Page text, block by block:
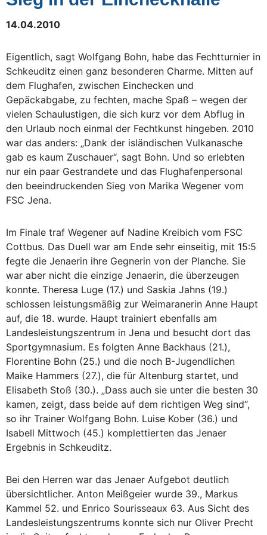
14.04.2010
Eigentlich, sagt Wolfgang Bohn, habe das Fechtturnier in
Schkeuditz einen ganz besonderen Charme. Mitten auf
dem Flughafen, zwischen Einchecken und
Gepäckabgabe, zu fechten, mache Spaß – wegen der
vielen Schaulustigen, die sich kurz vor dem Abflug in
den Urlaub noch einmal der Fechtkunst hingeben. 2010
war das anders: „Dank der isländischen Vulkanasche
gab es kaum Zuschauer“, sagt Bohn. Und so erlebten
nur ein paar Gestrandete und das Flughafenpersonal
den beeindruckenden Sieg von Marika Wegener vom
FSC Jena.
Im Finale traf Wegener auf Nadine Kreibich vom FSC
Cottbus. Das Duell war am Ende sehr einseitig, mit 15:5
fegte die Jenaerin ihre Gegnerin von der Planche. Sie
war aber nicht die einzige Jenaerin, die überzeugen
konnte. Theresa Luge (17.) und Saskia Jahns (19.)
schlossen leistungsmäßig zur Weimaranerin Anne Haupt
auf, die 18. wurde. Haupt trainiert ebenfalls am
Landesleistungszentrum in Jena und besucht dort das
Sportgymnasium. Es folgten Anne Backhaus (21.),
Florentine Bohn (25.) und die noch B-Jugendlichen
Maike Hammers (27.), die für Altenburg startet, und
Elisabeth Stoß (30.). „Dass auch sie unter die besten 30
kamen, zeigt, dass beide auf dem richtigen Weg sind“,
so ihr Trainer Wolfgang Bohn. Luise Kober (36.) und
Isabell Mittwoch (45.) komplettierten das Jenaer
Ergebnis in Schkeuditz.
Bei den Herren war das Jenaer Aufgebot deutlich
übersichtlicher. Anton Meißgeier wurde 39., Markus
Kammel 52. und Enrico Sourisseaux 63. Aus Sicht des
Landesleistungszentrums konnte sich nur Oliver Precht